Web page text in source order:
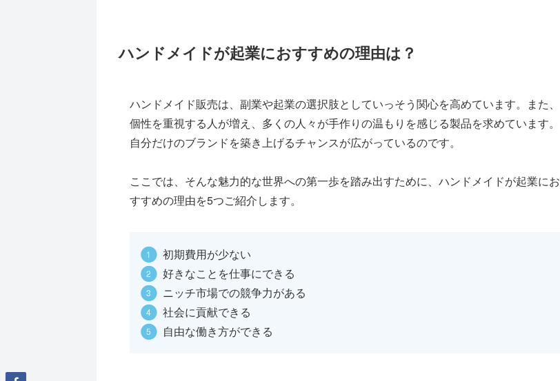
ハンドメイドが起業におすすめの理由は？
ハンドメイド販売は、副業や起業の選択肢としていっそう関心を高めています。また、
個性を重視する人が増え、多くの人々が手作りの温もりを感じる製品を求めています。
自分だけのブランドを築き上げるチャンスが広がっているのです。
ここでは、そんな魅力的な世界への第一歩を踏み出すために、ハンドメイドが起業にお
すすめの理由を5つご紹介します。
初期費用が少ない
好きなことを仕事にできる
ニッチ市場での競争力がある
社会に貢献できる
自由な働き方ができる